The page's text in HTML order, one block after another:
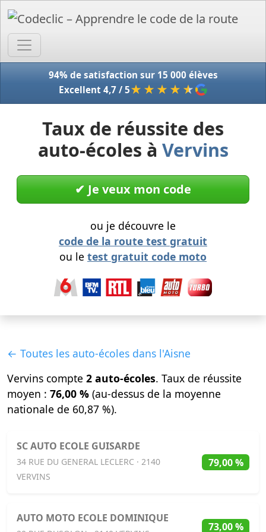
94% de satisfaction sur 15 000 élèves
Excellent 4,7 / 5★★★★ ★
Taux de réussite des
auto-écoles à Vervins
✔︎ Je veux mon code
ou je découvre le
code de la route test gratuit
ou le test gratuit code moto
← Toutes les auto-écoles dans l'Aisne
Vervins compte 2 auto-écoles. Taux de réussite
moyen : 76,00 % (au-dessus de la moyenne
nationale de 60,87 %).
SC AUTO ECOLE GUISARDE
34 RUE DU GENERAL LECLERC · 2140
VERVINS
79,00 %
AUTO MOTO ECOLE DOMINIQUE
73,00 %